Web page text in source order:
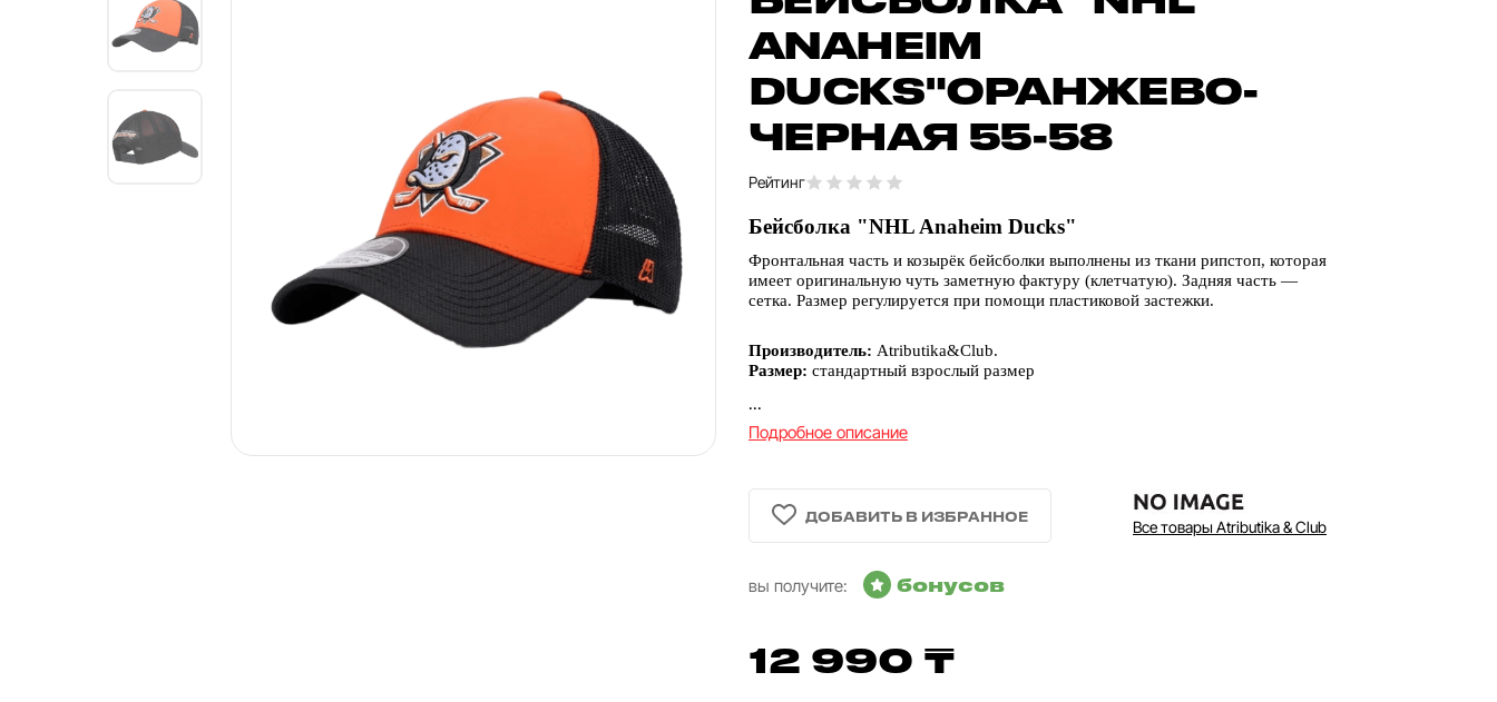
ANAHEIM
DUCKS"ОРАНЖЕВО-
ЧЕРНАЯ 55-58
Рейтинг
Бейсболка "NHL Anaheim Ducks"
Фронтальная часть и козырёк бейсболки выполнены из ткани рипстоп, которая
имеет оригинальную чуть заметную фактуру (клетчатую). Задняя часть —
сетка. Размер регулируется при помощи пластиковой застежки.
Производитель: Atributika&Club.
Размер: стандартный взрослый размер
...
Подробное описание
Все товары Atributika & Club
вы получите: бонусов
12 990 ₸